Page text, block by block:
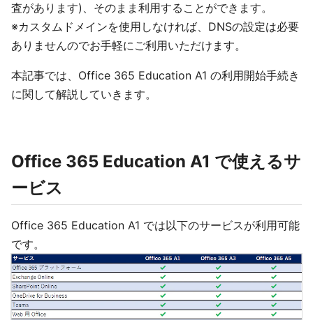
査があります)、そのまま利用することができます。
※カスタムドメインを使用しなければ、DNSの設定は必要
ありませんのでお手軽にご利用いただけます。
本記事では、Office 365 Education A1 の利用開始手続き
に関して解説していきます。
Office 365 Education A1 で使えるサ
ービス
Office 365 Education A1 では以下のサービスが利用可能
です。